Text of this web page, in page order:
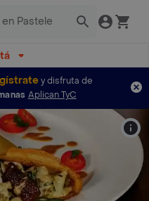
y disfruta de
Aplican TyC